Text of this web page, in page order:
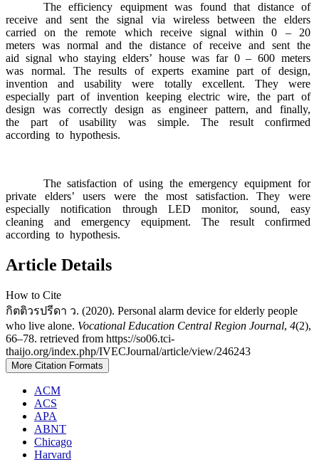
The efficiency equipment was found that distance of
receive and sent the signal via wireless between the elders
carried on the remote which receive signal within 0 – 20
meters was normal and the distance of receive and sent the
aid signal who staying elders’ house was far 0 – 600 meters
was normal. The results of experts examine part of design,
invention and usability were totally excellent. They were
especially part of invention keeping electric wire, the part of
design was correctly design as engineer pattern, and finally,
the part of usability was simple. The result confirmed
according to hypothesis.
The satisfaction of using the emergency equipment for
private elders’ users were the most satisfaction. They were
especially notification through LED monitor, sound, easy
cleaning and emergency equipment. The result confirmed
according to hypothesis.
Article Details
How to Cite
กิตติวรปรีดา ว. (2020). Personal alarm device for elderly people
who live alone. Vocational Education Central Region Journal, 4(2),
66–78. retrieved from https://so06.tci-
thaijo.org/index.php/IVECJournal/article/view/246243
More Citation Formats
ACM
ACS
APA
ABNT
Chicago
Harvard